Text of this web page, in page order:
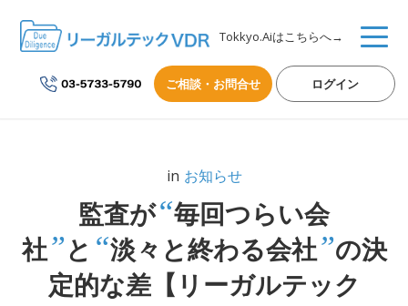
Tokkyo.Aiはこちらへ→
ご相談・お問合せ ログイン
in お知らせ
監査が“毎回つらい会
社” と “淡々と終わる会社”の決
定的な差【リーガルテック